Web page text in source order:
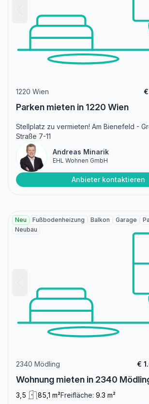
1220 Wien
Parken mieten in 1220 Wien
Stellplatz zu vermieten! Am Bienefeld -
Straße 7-11
Andreas Minarik
EHL Wohnen GmbH
Anbieter kontaktieren
Neu Fußbodenheizung Balkon Garage
Neubau
2340 Mödling €
Wohnung mieten in 2340
3,5 85,1 m²Freifläche: 9.3 m²